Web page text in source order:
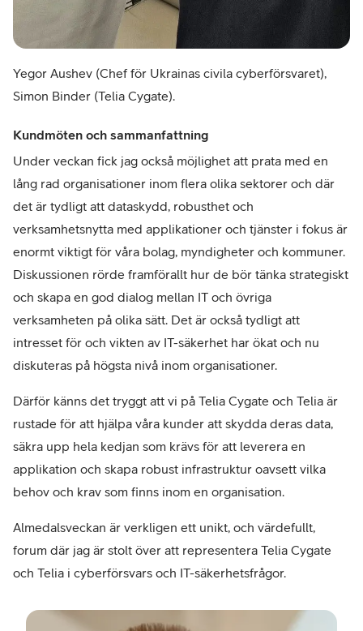
Yegor Aushev (Chef för Ukrainas civila cyberförsvaret),
Simon Binder (Telia Cygate).
Kundmöten och sammanfattning
Under veckan fick jag också möjlighet att prata med en
lång rad organisationer inom flera olika sektorer och där
det är tydligt att dataskydd, robusthet och
verksamhetsnytta med applikationer och tjänster i fokus är
enormt viktigt för våra bolag, myndigheter och kommuner.
Diskussionen rörde framförallt hur de bör tänka strategiskt
och skapa en god dialog mellan IT och övriga
verksamheten på olika sätt. Det är också tydligt att
intresset för och vikten av IT-säkerhet har ökat och nu
diskuteras på högsta nivå inom organisationer.
Därför känns det tryggt att vi på Telia Cygate och Telia är
rustade för att hjälpa våra kunder att skydda deras data,
säkra upp hela kedjan som krävs för att leverera en
applikation och skapa robust infrastruktur oavsett vilka
behov och krav som finns inom en organisation.
Almedalsveckan är verkligen ett unikt, och värdefullt,
forum där jag är stolt över att representera Telia Cygate
och Telia i cyberförsvars och IT-säkerhetsfrågor.
–